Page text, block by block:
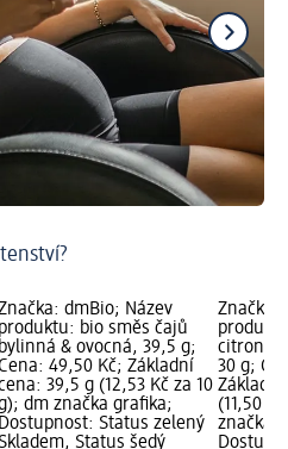
dmBio; Název
produktu: bio směs čajů
bylinná & ovocná, 39,5 g;
49,50 Kč; Základní
39,5 g (12,53 Kč za 10
dm značka grafika;
Dostupnost: Status zelený
Skladem, Status šedý
Značka:
30 g;
Základní
(11,50
značka